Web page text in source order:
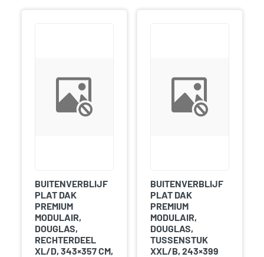
BUITENVERBLIJF
PLAT DAK
PREMIUM
MODULAIR,
DOUGLAS,
RECHTERDEEL
XL/D, 343×357 CM,
BUITENVERBLIJF
PLAT DAK
PREMIUM
MODULAIR,
DOUGLAS,
TUSSENSTUK
XXL/B, 243×399